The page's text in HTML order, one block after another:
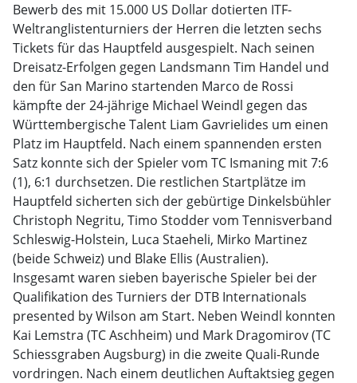
Bewerb des mit 15.000 US Dollar dotierten ITF-
Weltranglistenturniers der Herren die letzten sechs
Tickets für das Hauptfeld ausgespielt. Nach seinen
Dreisatz-Erfolgen gegen Landsmann Tim Handel und
den für San Marino startenden Marco de Rossi
kämpfte der 24-jährige Michael Weindl gegen das
Württembergische Talent Liam Gavrielides um einen
Platz im Hauptfeld. Nach einem spannenden ersten
Satz konnte sich der Spieler vom TC Ismaning mit 7:6
(1), 6:1 durchsetzen. Die restlichen Startplätze im
Hauptfeld sicherten sich der gebürtige Dinkelsbühler
Christoph Negritu, Timo Stodder vom Tennisverband
Schleswig-Holstein, Luca Staeheli, Mirko Martinez
(beide Schweiz) und Blake Ellis (Australien).
Insgesamt waren sieben bayerische Spieler bei der
Qualifikation des Turniers der DTB Internationals
presented by Wilson am Start. Neben Weindl konnten
Kai Lemstra (TC Aschheim) und Mark Dragomirov (TC
Schiessgraben Augsburg) in die zweite Quali-Runde
vordringen. Nach einem deutlichen Auftaktsieg gegen